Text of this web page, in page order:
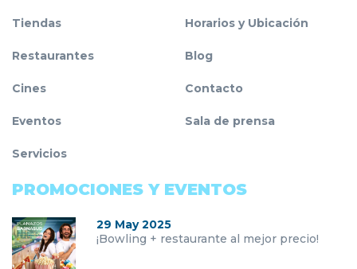
Tiendas
Restaurantes
Cines
Eventos
Servicios
Horarios y Ubicación
Blog
Contacto
Sala de prensa
PROMOCIONES Y EVENTOS
29 May 2025
¡Bowling + restaurante al mejor precio!